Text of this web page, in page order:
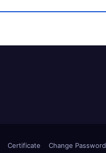
Certificate Change Password